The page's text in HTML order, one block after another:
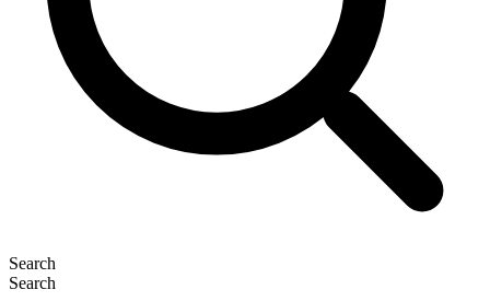
Search
Search